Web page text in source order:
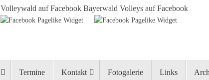
Volleywald auf Facebook Bayerwald Volleys auf Facebook
Termine Kontakt Fotogalerie Links